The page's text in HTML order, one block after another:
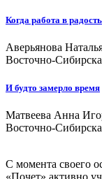
Когда работа в радость
Аверьянова
Восточно-
И будто замерло время
Матвеева Анна
Восточно-
С момента своего
«Почет» активно